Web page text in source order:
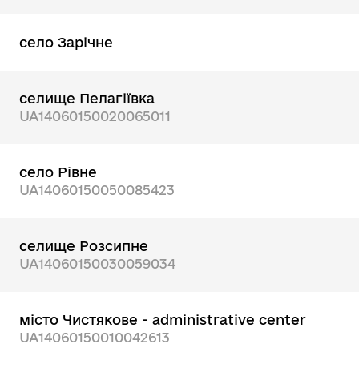
село Зарічне
селище Пелагіївка
UA14060150020065011
село Рівне
UA14060150050085423
селище Розсипне
UA14060150030059034
місто Чистякове - administrative center
UA14060150010042613